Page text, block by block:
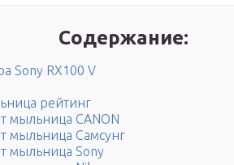
Содержание:
Sony RX100 V
рейтинг
мыльница CANON
мыльница Самсунг
мыльница Sony